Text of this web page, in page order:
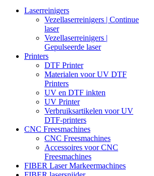
Laserreinigers
Vezellaserreinigers | Continue
laser
Vezellaserreinigers |
Gepulseerde laser
Printers
DTF Printer
Materialen voor UV DTF
Printers
UV en DTF inkten
UV Printer
Verbruiksartikelen voor UV
DTF-printers
CNC Freesmachines
CNC Freesmachines
Accessoires voor CNC
Freesmachines
FIBER Laser Markeermachines